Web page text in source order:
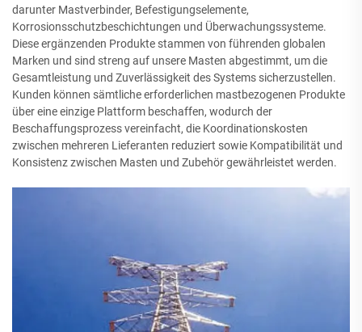
darunter Mastverbinder, Befestigungselemente,
Korrosionsschutzbeschichtungen und Überwachungssysteme.
Diese ergänzenden Produkte stammen von führenden globalen
Marken und sind streng auf unsere Masten abgestimmt, um die
Gesamtleistung und Zuverlässigkeit des Systems sicherzustellen.
Kunden können sämtliche erforderlichen mastbezogenen Produkte
über eine einzige Plattform beschaffen, wodurch der
Beschaffungsprozess vereinfacht, die Koordinationskosten
zwischen mehreren Lieferanten reduziert sowie Kompatibilität und
Konsistenz zwischen Masten und Zubehör gewährleistet werden.